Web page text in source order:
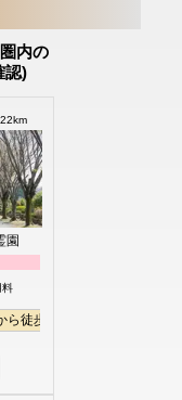
内の
認)
園墓地
園
料
ら徒歩